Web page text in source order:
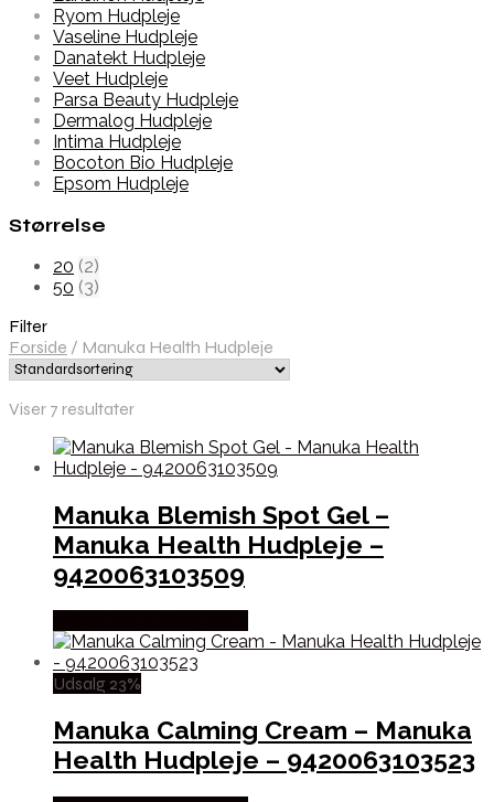
Ryom Hudpleje
Vaseline Hudpleje
Danatekt Hudpleje
Veet Hudpleje
Parsa Beauty Hudpleje
Dermalog Hudpleje
Intima Hudpleje
Bocoton Bio Hudpleje
Epsom Hudpleje
Størrelse
20 (2)
50 (3)
Filter
Forside / Manuka Health Hudpleje
Viser 7 resultater
Manuka Blemish Spot Gel –
Manuka Health Hudpleje –
9420063103509
Udsalg 23%
Manuka Calming Cream – Manuka
Health Hudpleje – 9420063103523